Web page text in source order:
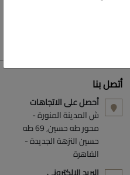
أتصل بنا
أحصل على الاتجاهات
ش المدينة المنورة -
محور طه حسين, 69 طه
حسين النزهة الجديدة -
القاهرة